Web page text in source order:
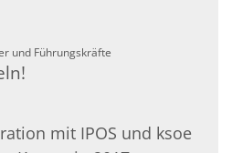
und Führungskräfte
mit IPOS und ksoe